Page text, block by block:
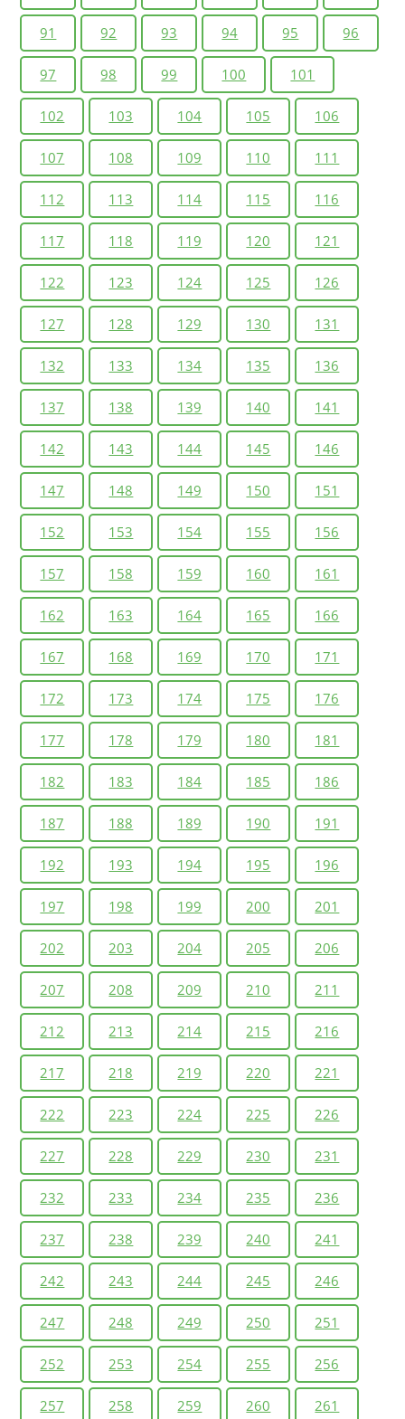
91 92 93 94 95 96
97 98 99 100 101
102 103 104 105 106
107 108 109 110 111
112 113 114 115 116
117 118 119 120 121
122 123 124 125 126
127 128 129 130 131
132 133 134 135 136
137 138 139 140 141
142 143 144 145 146
147 148 149 150 151
152 153 154 155 156
157 158 159 160 161
162 163 164 165 166
167 168 169 170 171
172 173 174 175 176
177 178 179 180 181
182 183 184 185 186
187 188 189 190 191
192 193 194 195 196
197 198 199 200 201
202 203 204 205 206
207 208 209 210 211
212 213 214 215 216
217 218 219 220 221
222 223 224 225 226
227 228 229 230 231
232 233 234 235 236
237 238 239 240 241
242 243 244 245 246
247 248 249 250 251
252 253 254 255 256
257 258 259 260 261